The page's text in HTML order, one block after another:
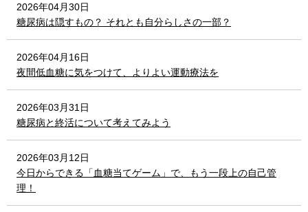
2026年04月30日
糖尿病は隠すもの？ それとも自分らしさの一部？
2026年04月16日
夜間低血糖に気をつけて、よりよい運動療法を
2026年03月31日
糖尿病と終活について考えてみよう
2026年03月12日
今日からできる「血糖当てゲーム」で、もう一段上の自己管
理！